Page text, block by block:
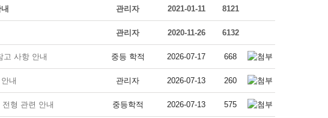
관리자 2021-01-11 8121
관리자 2020-11-26 6132
고 사항 안내 중등 학적 2026-07-17 668
내 관리자 2026-07-13 260
형 관련 안내 중등학적 2026-07-13 575